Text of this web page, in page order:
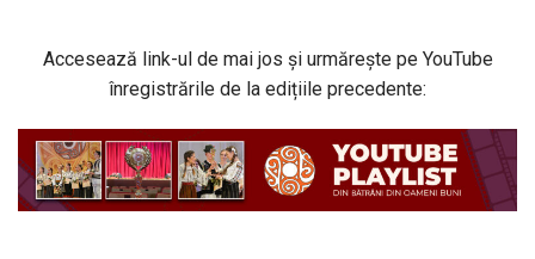
Accesează link-ul de mai jos și urmărește pe YouTube
înregistrările de la edițiile precedente: